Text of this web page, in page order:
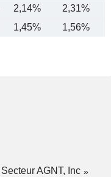
2,14% 2,31%
1,45% 1,56%
Secteur AGNT, Inc